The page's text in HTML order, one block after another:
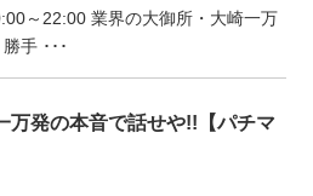
～22:00 業界の大御所・大崎一万
手 ･･･
万発の本音で話せや!!【パチマ